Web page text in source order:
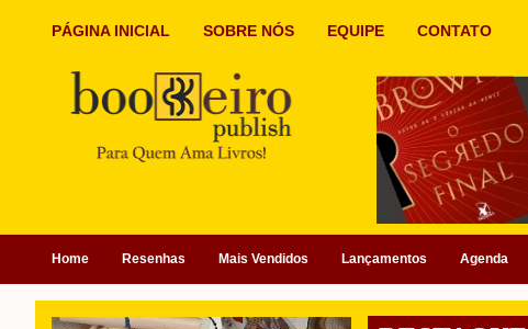
PÁGINA INICIAL SOBRE NÓS EQUIPE CONTATO
Home Resenhas Mais Vendidos Lançamentos Agenda